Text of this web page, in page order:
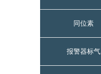
同位素
报警器标气